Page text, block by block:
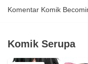
Komentar Komik
Komik Serupa